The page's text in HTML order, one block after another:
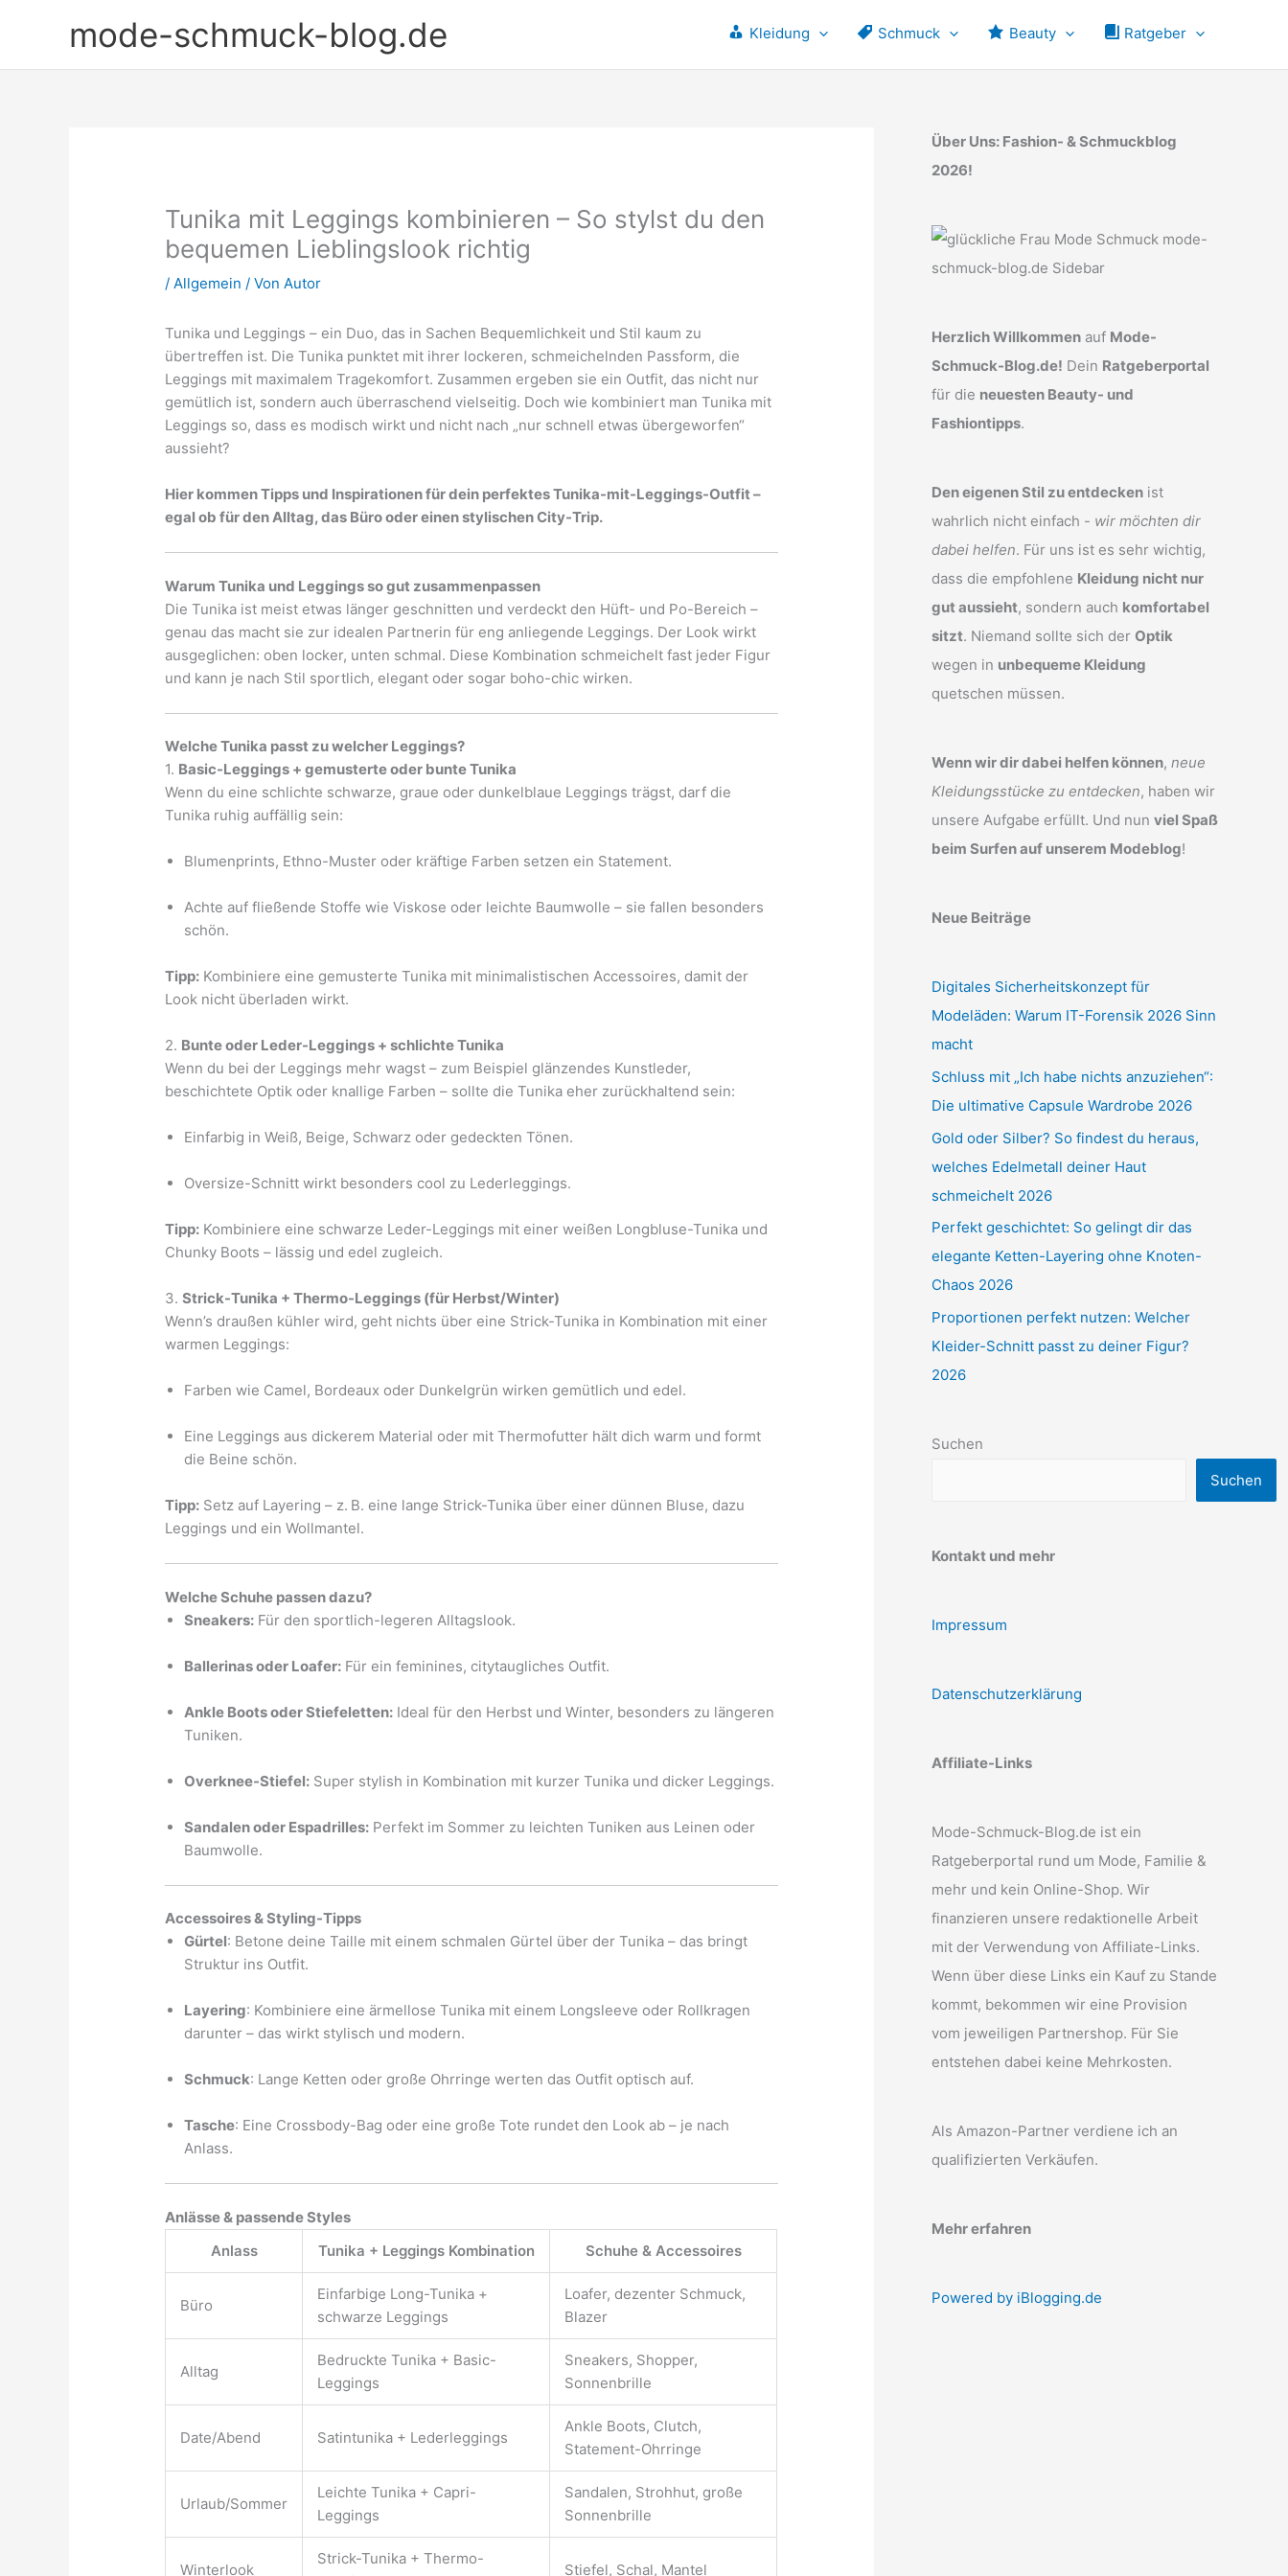
mode-schmuck-blog.de Kleidung Schmuck Beauty Ratgeber
Tunika mit Leggings kombinieren – So stylst du den
bequemen Lieblingslook richtig
/Allgemein / VonAutor
Tunika und Leggings – ein Duo, das in Sachen Bequemlichkeit und Stil kaum zu
übertreffen ist. Die Tunika punktet mit ihrer lockeren, schmeichelnden Passform, die
Leggings mit maximalem Tragekomfort. Zusammen ergeben sie ein Outfit, das nicht nur
gemütlich ist, sondern auch überraschend vielseitig. Doch wie kombiniert man Tunika mit
Leggings so, dass es modisch wirkt und nicht nach „nur schnell etwas übergeworfen“
aussieht?
Hier kommen Tipps und Inspirationen für dein perfektes Tunika-mit-Leggings-Outfit –
egal ob für den Alltag, das Büro oder einen stylischen City-Trip.
Warum Tunika und Leggings so gut zusammenpassen
Die Tunika ist meist etwas länger geschnitten und verdeckt den Hüft- und Po-Bereich –
genau das macht sie zur idealen Partnerin für eng anliegende Leggings. Der Look wirkt
ausgeglichen: oben locker, unten schmal. Diese Kombination schmeichelt fast jeder Figur
und kann je nach Stil sportlich, elegant oder sogar boho-chic wirken.
Welche Tunika passt zu welcher Leggings?
1. Basic-Leggings + gemusterte oder bunte Tunika
Wenn du eine schlichte schwarze, graue oder dunkelblaue Leggings trägst, darf die
Tunika ruhig auffällig sein:
Blumenprints, Ethno-Muster oder kräftige Farben setzen ein Statement.
Achte auf fließende Stoffe wie Viskose oder leichte Baumwolle – sie fallen besonders
schön.
Tipp: Kombiniere eine gemusterte Tunika mit minimalistischen Accessoires, damit der
Look nicht überladen wirkt.
2. Bunte oder Leder-Leggings + schlichte Tunika
Wenn du bei der Leggings mehr wagst – zum Beispiel glänzendes Kunstleder,
beschichtete Optik oder knallige Farben – sollte die Tunika eher zurückhaltend sein:
Einfarbig in Weiß, Beige, Schwarz oder gedeckten Tönen.
Oversize-Schnitt wirkt besonders cool zu Lederleggings.
Tipp: Kombiniere eine schwarze Leder-Leggings mit einer weißen Longbluse-Tunika und
Chunky Boots – lässig und edel zugleich.
3.Strick-Tunika + Thermo-Leggings (für Herbst/Winter)
Wenn’s draußen kühler wird, geht nichts über eine Strick-Tunika in Kombination mit einer
warmen Leggings:
Farben wie Camel, Bordeaux oder Dunkelgrün wirken gemütlich und edel.
Eine Leggings aus dickerem Material oder mit Thermofutter hält dich warm und formt
die Beine schön.
Tipp: Setz auf Layering – z. B. eine lange Strick-Tunika über einer dünnen Bluse, dazu
Leggings und ein Wollmantel.
Welche Schuhe passen dazu?
Sneakers: Für den sportlich-legeren Alltagslook.
Ballerinas oder Loafer: Für ein feminines, citytaugliches Outfit.
Ankle Boots oder Stiefeletten: Ideal für den Herbst und Winter, besonders zu längeren
Tuniken.
Overknee-Stiefel: Super stylish in Kombination mit kurzer Tunika und dicker Leggings.
Sandalen oder Espadrilles: Perfekt im Sommer zu leichten Tuniken aus Leinen oder
Baumwolle.
Accessoires & Styling-Tipps
Gürtel: Betone deine Taille mit einem schmalen Gürtel über der Tunika – das bringt
Struktur ins Outfit.
Layering: Kombiniere eine ärmellose Tunika mit einem Longsleeve oder Rollkragen
darunter – das wirkt stylisch und modern.
Schmuck: Lange Ketten oder große Ohrringe werten das Outfit optisch auf.
Tasche: Eine Crossbody-Bag oder eine große Tote rundet den Look ab – je nach
Anlass.
Anlässe & passende Styles
Anlass
Tunika + Leggings Kombination Schuhe & Accessoires
Büro
Einfarbige Long-Tunika +
schwarze Leggings
Loafer, dezenter Schmuck,
Blazer
Alltag
Bedruckte Tunika + Basic-
Leggings
Sneakers, Shopper,
Sonnenbrille
Date/Abend Satintunika + Lederleggings
Ankle Boots, Clutch,
Statement-Ohrringe
Urlaub/Sommer
Leichte Tunika + Capri-
Leggings
Sandalen, Strohhut, große
Sonnenbrille
Winterlook
Strick-Tunika + Thermo-
Stiefel, Schal, Mantel
Über Uns: Fashion- & Schmuckblog
2026!
Herzlich Willkommen auf Mode-
Schmuck-Blog.de! Dein Ratgeberportal
für die neuesten Beauty- und
Fashiontipps.
Den eigenen Stil zu entdecken ist
wahrlich nicht einfach - wir möchten dir
dabei helfen. Für uns ist es sehr wichtig,
dass die empfohlene Kleidung nicht nur
gut aussieht, sondern auch komfortabel
sitzt. Niemand sollte sich der Optik
wegen in unbequeme Kleidung
quetschen müssen.
Wenn wir dir dabei helfen können, neue
Kleidungsstücke zu entdecken, haben wir
unsere Aufgabe erfüllt. Und nun viel Spaß
beim Surfen auf unserem Modeblog!
Neue Beiträge
Digitales Sicherheitskonzept für
Modeläden: Warum IT-Forensik 2026 Sinn
macht
Schluss mit „Ich habe nichts anzuziehen“:
Die ultimative Capsule Wardrobe 2026
Gold oder Silber? So findest du heraus,
welches Edelmetall deiner Haut
schmeichelt 2026
Perfekt geschichtet: So gelingt dir das
elegante Ketten-Layering ohne Knoten-
Chaos 2026
Proportionen perfekt nutzen: Welcher
Kleider-Schnitt passt zu deiner Figur?
2026
Suchen
Suchen
Kontakt und mehr
Impressum
Datenschutzerklärung
Affiliate-Links
Mode-Schmuck-Blog.de ist ein
Ratgeberportal rund um Mode, Familie &
mehr und kein Online-Shop. Wir
finanzieren unsere redaktionelle Arbeit
mit der Verwendung von Affiliate-Links.
Wenn über diese Links ein Kauf zu Stande
kommt, bekommen wir eine Provision
vom jeweiligen Partnershop. Für Sie
entstehen dabei keine Mehrkosten.
Als Amazon-Partner verdiene ich an
qualifizierten Verkäufen.
Mehr erfahren
Powered by iBlogging.de